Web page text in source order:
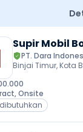
Supir Mobil
PT. Dara
Binjai Timur, Kota
, Onsite